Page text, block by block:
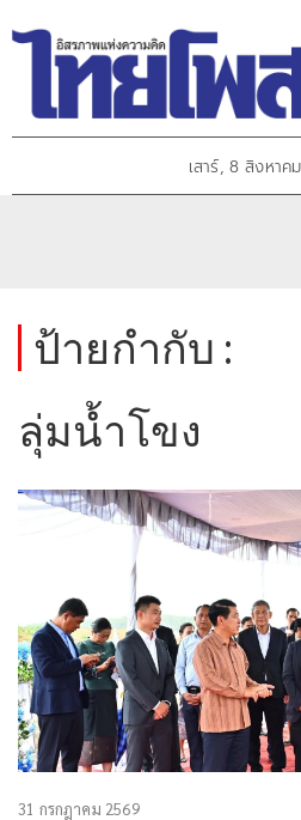
เสาร์, 8 สิงหาค
ป้ายกำกับ :
ลุ่มน้ำโขง
31 กรกฎาคม 2569